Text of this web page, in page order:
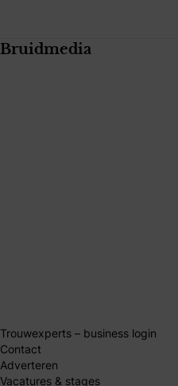
Bruidmedia
Trouwexperts – business login
Contact
Adverteren
Vacatures & stages